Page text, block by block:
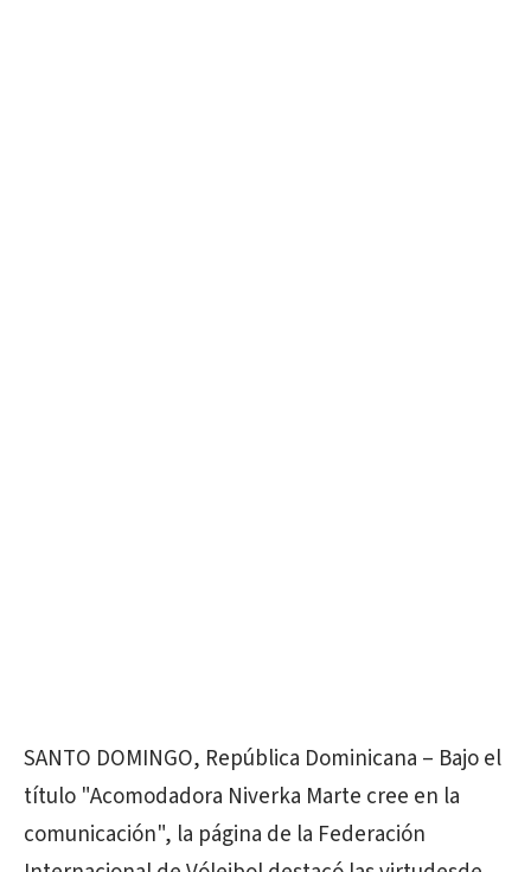
SANTO DOMINGO, República Dominicana – Bajo el
título "Acomodadora Niverka Marte cree en la
comunicación", la página de la Federación